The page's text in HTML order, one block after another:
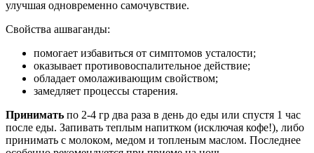
Свойства ашваганды:
помогает избавиться от симптомов усталости;
оказывает противовоспалительное действие;
обладает омолаживающим свойством;
Принимать по 2-4 гр два раза в день до еды или спустя 1 час
после еды. Запивать теплым напитком (исключая кофе!), либо
принимать с молоком, медом и топленым маслом. Последнее